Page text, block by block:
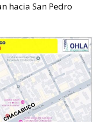
hacia San Pedro